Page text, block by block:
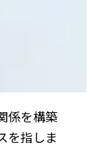
係を構築
を指しま